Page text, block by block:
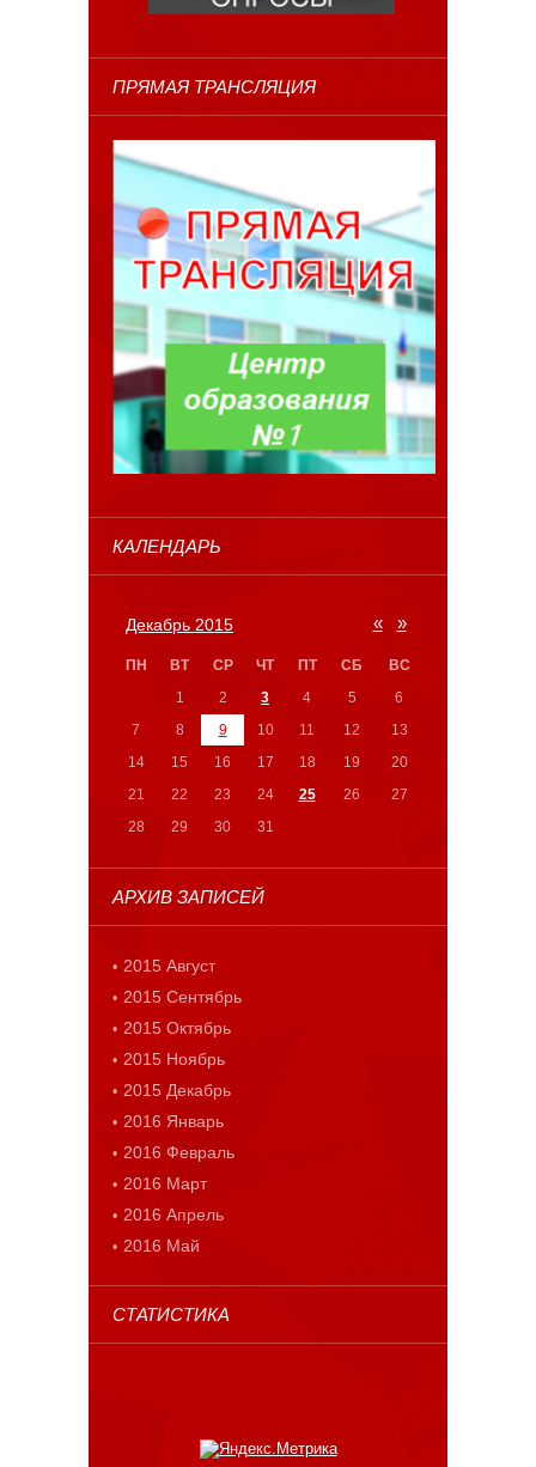
ПРЯМАЯ ТРАНСЛЯЦИЯ
КАЛЕНДАРЬ
«
Декабрь 2015 »
ПН ВТ СР ЧТ ПТ СБ
ВС
1
2 3 4 5
6
7
8 9 10 11 12
13
14
15 16 17 18 19
20
21
22 23 24 25 26
27
28
29 30 31
АРХИВ ЗАПИСЕЙ
2015 Август
2015 Сентябрь
2015 Октябрь
2015 Ноябрь
2015 Декабрь
2016 Январь
2016 Февраль
2016 Март
2016 Апрель
2016 Май
СТАТИСТИКА